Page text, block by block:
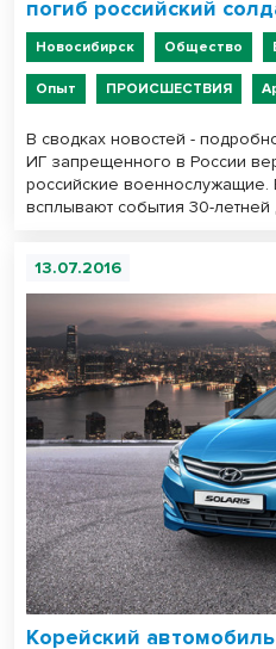
погиб российский
Новосибирск Общество
Опыт ПРОИСШЕСТВИЯ
В сводках новостей -
ИГ запрещенного в России
российские военнослужащие.
всплывают события 30-летней
13.07.2016
Корейский